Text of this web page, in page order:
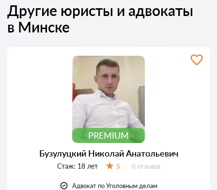
Другие юристы и адвокаты
в Минске
PREMIUM
Бузулуцкий Николай Анатольевич
Стаж: 18 лет 5 Отзывов:
0 отзывов
Адвокат по Уголовным делам